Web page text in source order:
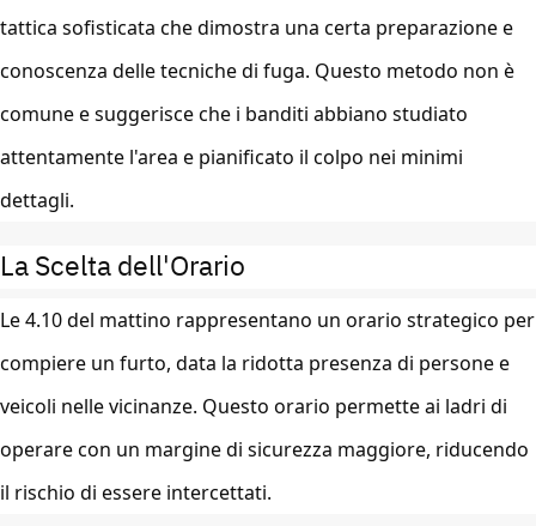
tattica sofisticata che dimostra una certa preparazione e
conoscenza delle tecniche di fuga. Questo metodo non è
comune e suggerisce che i banditi abbiano studiato
attentamente l'area e pianificato il colpo nei minimi
dettagli.
La Scelta dell'Orario
Le 4.10 del mattino rappresentano un orario strategico per
compiere un furto, data la ridotta presenza di persone e
veicoli nelle vicinanze. Questo orario permette ai ladri di
operare con un margine di sicurezza maggiore, riducendo
il rischio di essere intercettati.